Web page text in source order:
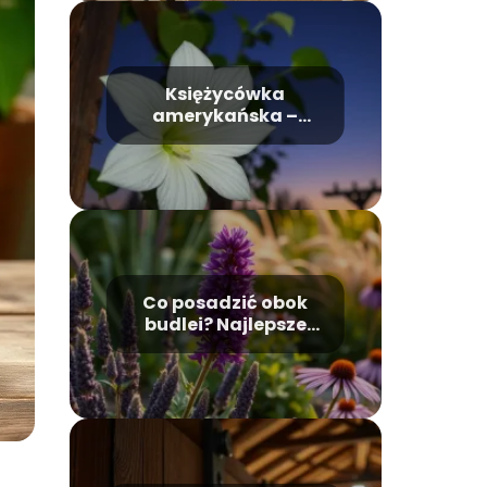
Księżycówka
amerykańska –
wygląd, uprawa,
pielęgnacja
Co posadzić obok
budlei? Najlepsze
rośliny towarzyszące